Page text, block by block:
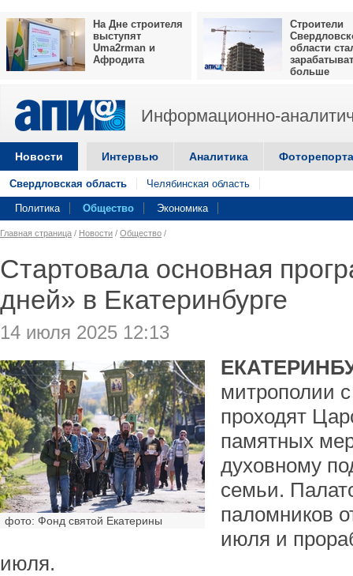
На Дне строителя
выступят
Uma2rman и
Афродита
Строители
области
больше
Информационно-
Новости Интервью Аналитика
Свердловская область Челябинская область
Политика Общество Экономика
Главная страница / Новости / Общество /
Стартовала основная
дней» в Екатеринбурге
14 июля 2025 12:13
фото: Фонд святой Екатерины
митрополии
проходят
памятных
духовному
семьи.
паломников
июля и
июля.